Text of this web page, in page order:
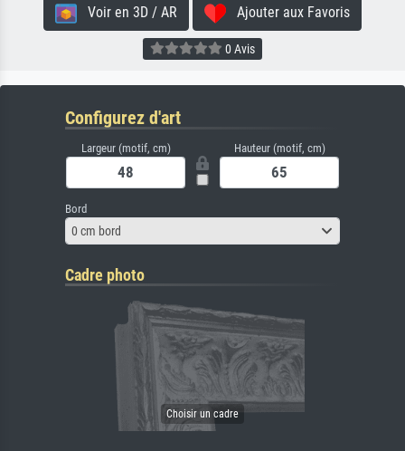
Voir en 3D / AR Ajouter aux Favoris
0 Avis
Configurez d'art
Largeur (motif, cm) Hauteur (motif, cm)
Bord
0 cm bord
Cadre photo